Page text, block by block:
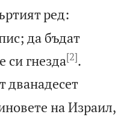
ред:
да бъдат
си гнезда[2].
дванадесет
на Израил,